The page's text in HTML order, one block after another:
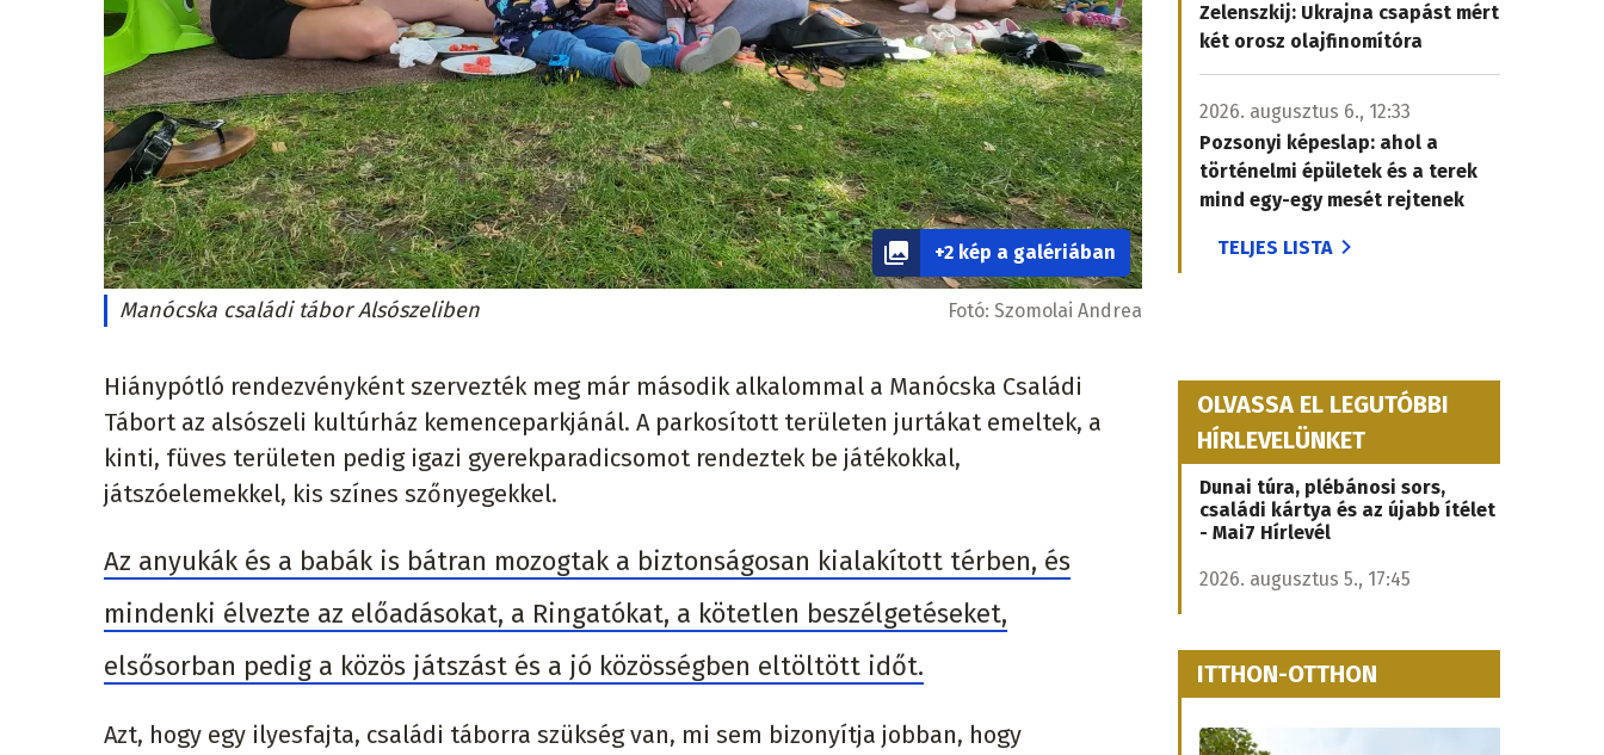
+2 kép a galériában
Manócska családi tábor Alsószeliben Fotó: Szomolai Andrea
Hiánypótló rendezvényként szervezték meg már második alkalommal a Manócska Családi
Tábort az alsószeli kultúrház kemenceparkjánál. A parkosított területen jurtákat emeltek, a
kinti, füves területen pedig igazi gyerekparadicsomot rendeztek be játékokkal,
játszóelemekkel, kis színes szőnyegekkel.
Az anyukák és a babák is bátran mozogtak a biztonságosan kialakított térben, és
mindenki élvezte az előadásokat, a Ringatókat, a kötetlen beszélgetéseket,
elsősorban pedig a közös játszást és a jó közösségben eltöltött időt.
Azt, hogy egy ilyesfajta, családi táborra szükség van, mi sem bizonyítja jobban, hogy
Zelenszkij: Ukrajna csapást mért
két orosz olajfinomítóra
2026. augusztus 6., 12:33
Pozsonyi képeslap: ahol a
történelmi épületek és a terek
mind egy-egy mesét rejtenek
TELJES LISTA
OLVASSA EL LEGUTÓBBI
HÍRLEVELÜNKET
Dunai túra, plébánosi sors,
családi kártya és az újabb ítélet
- Mai7 Hírlevél
2026. augusztus 5., 17:45
ITTHON-OTTHON